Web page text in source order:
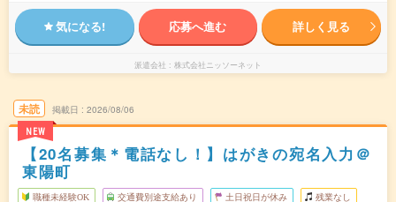
気になる! 応募へ進む 詳しく見る
派遣会社 株式会社ニッソーネット
未読
NEW
掲載日 2026/08/06
【20名募集＊電話なし！】はがきの宛名入力＠
東陽町
職種未経験OK 交通費別途支給あり 土日祝日が休み 残業なし